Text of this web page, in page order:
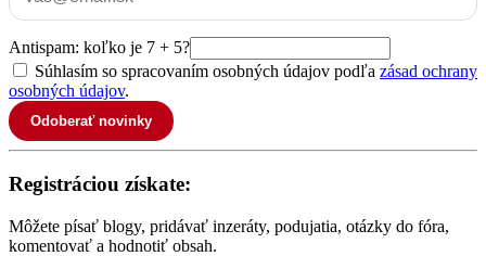
Antispam: koľko je 7 + 5?
Súhlasím so spracovaním osobných údajov podľa zásad ochrany
osobných údajov.
Odoberať novinky
Registráciou získate:
Môžete písať blogy, pridávať inzeráty, podujatia, otázky do fóra,
komentovať a hodnotiť obsah.